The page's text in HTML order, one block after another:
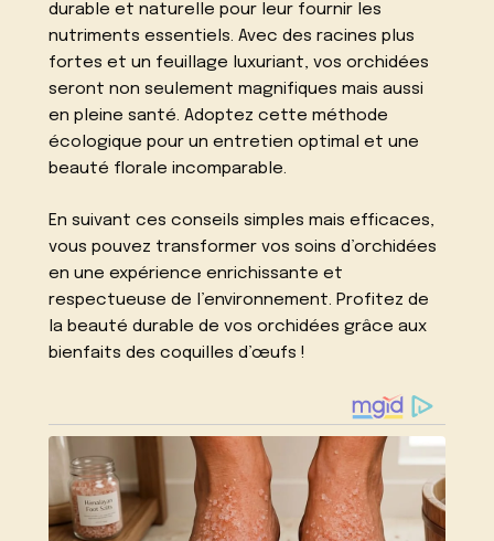
durable et naturelle pour leur fournir les
nutriments essentiels. Avec des racines plus
fortes et un feuillage luxuriant, vos orchidées
seront non seulement magnifiques mais aussi
en pleine santé. Adoptez cette méthode
écologique pour un entretien optimal et une
beauté florale incomparable.
En suivant ces conseils simples mais efficaces,
vous pouvez transformer vos soins d’orchidées
en une expérience enrichissante et
respectueuse de l’environnement. Profitez de
la beauté durable de vos orchidées grâce aux
bienfaits des coquilles d’œufs !